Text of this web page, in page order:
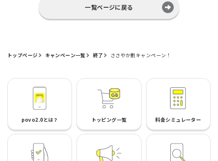
一覧ページに戻る
トップページ キャンペーン一覧 終了 ささやか割キャンペーン！
povo2.0とは？ トッピング一覧 料金シミュレーター